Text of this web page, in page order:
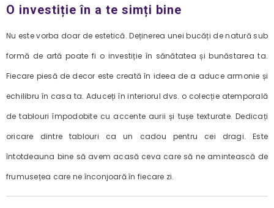
O investiție în a te simți bine
Nu este vorba doar de estetică. Deținerea unei bucăți de natură sub
formă de artă poate fi o investiție în sănătatea și bunăstarea ta.
Fiecare piesă de decor este creată în ideea de a aduce armonie și
echilibru în casa ta. Aduceți în interiorul dvs. o colecție atemporală
de tablouri împodobite cu accente aurii și tușe texturate. Dedicați
oricare dintre tablouri ca un cadou pentru cei dragi. Este
întotdeauna bine să avem acasă ceva care să ne amintească de
frumusețea care ne înconjoară în fiecare zi.